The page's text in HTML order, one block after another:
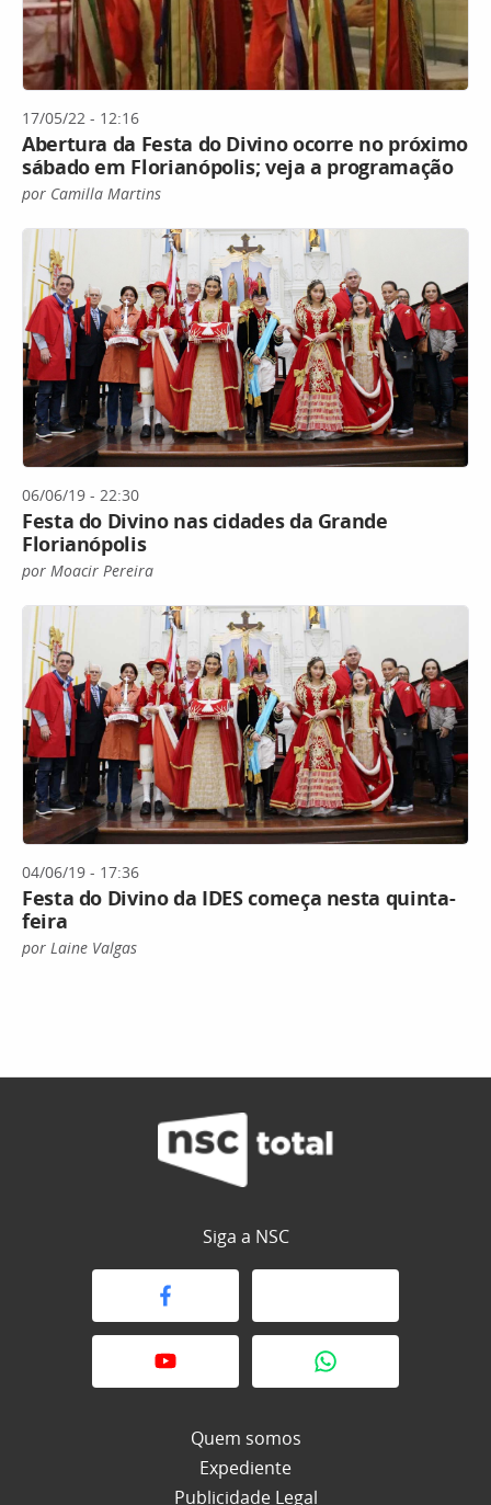
17/05/22 - 12:16
Abertura da Festa do Divino ocorre no próximo
sábado em Florianópolis; veja a programação
por Camilla Martins
06/06/19 - 22:30
Festa do Divino nas cidades da Grande
Florianópolis
por Moacir Pereira
04/06/19 - 17:36
Festa do Divino da IDES começa nesta quinta-
feira
por Laine Valgas
Siga a NSC
Quem somos
Expediente
Publicidade Legal